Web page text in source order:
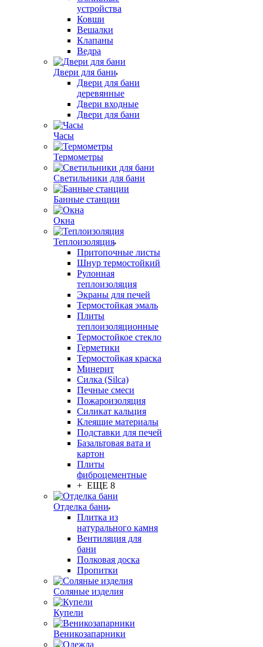
устройства
Ковши
Вешалки
Клапаны
Ведра
Двери для бани
Двери для бани
деревянные
Двери входные
Двери для бани
Часы
Термометры
Светильники для бани
Банные станции
Окна
Теплоизоляция
Притопочные листы
Шнур термостойкий
Рулонная
теплоизоляция
Экраны для печей
Термостойкая эмаль
Плиты
теплоизоляционные
Термостойкое стекло
Герметики
Термостойкая краска
Минерит
Силка (Silca)
Печные смеси
Пожароизоляция
Силикат кальция
Клеящие материалы
Подставки для печей
Базальтовая вата и
картон
Плиты
фиброцементные
+ ЕЩЕ 8
Отделка бани
Плитка из
натурального камня
Вентиляция для
бани
Полковая доска
Пропитки
Соляные изделия
Купели
Веникозапарники